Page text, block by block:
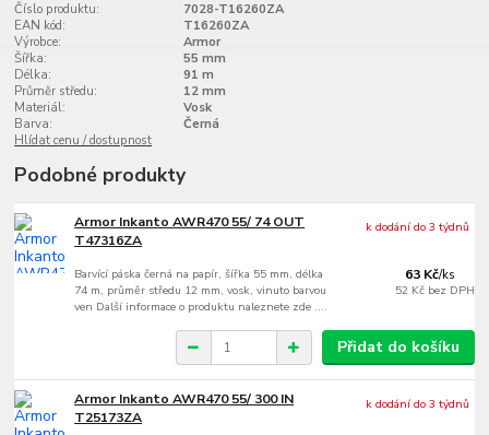
Číslo produktu:
7028-T16260ZA
EAN kód:
T16260ZA
Výrobce:
Armor
Šířka:
55 mm
Délka:
91 m
Průměr středu:
12 mm
Materiál:
Vosk
Barva:
Černá
Hlídat cenu / dostupnost
Podobné produkty
Armor Inkanto AWR470 55/ 74 OUT
T47316ZA
Barvící páska černá na papír, šířka 55 mm, délka
74 m, průměr středu 12 mm, vosk, vinuto barvou
ven Další informace o produktu naleznete zde ....
63 Kč/ks
52 Kč bez DPH
k dodání do 3 týdnů
Přidat do košíku
Armor Inkanto AWR470 55/ 300 IN
T25173ZA
k dodání do 3 týdnů